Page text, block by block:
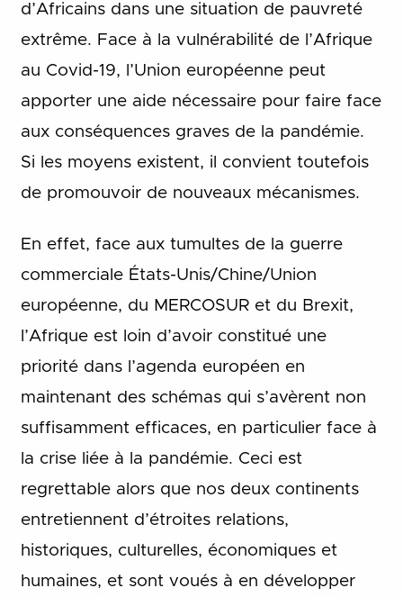
d’Africains dans une situation de pauvreté
extrême. Face à la vulnérabilité de l’Afrique
au Covid-19, l’Union européenne peut
apporter une aide nécessaire pour faire face
aux conséquences graves de la pandémie.
Si les moyens existent, il convient toutefois
de promouvoir de nouveaux mécanismes.
En effet, face aux tumultes de la guerre
commerciale États-Unis/Chine/Union
européenne, du MERCOSUR et du Brexit,
l’Afrique est loin d’avoir constitué une
priorité dans l’agenda européen en
maintenant des schémas qui s’avèrent non
suffisamment efficaces, en particulier face à
la crise liée à la pandémie. Ceci est
regrettable alors que nos deux continents
entretiennent d’étroites relations,
historiques, culturelles, économiques et
humaines, et sont voués à en développer